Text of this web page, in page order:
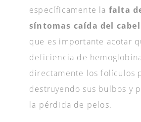
específicamente la falta
síntomas caída del
que es importante acotar
deficiencia de
directamente los folículos
destruyendo sus bulbos y
la pérdida de pelos.